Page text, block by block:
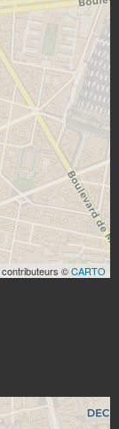
contributeurs ©CARTO